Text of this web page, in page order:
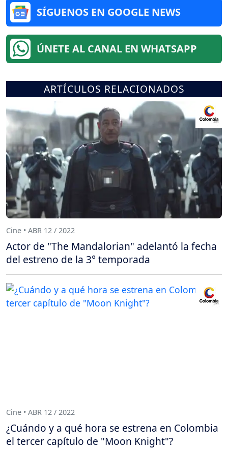
SÍGUENOS EN GOOGLE NEWS
ÚNETE AL CANAL EN WHATSAPP
ARTÍCULOS RELACIONADOS
Cine • ABR 12 / 2022
Actor de "The Mandalorian" adelantó la fecha
del estreno de la 3° temporada
Cine • ABR 12 / 2022
¿Cuándo y a qué hora se estrena en Colombia
el tercer capítulo de "Moon Knight"?